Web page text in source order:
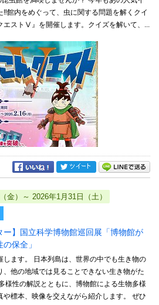
館内をめぐって、虫に関する問題を解くクイ
エストⅤ』を開催します。クイズを解いて、...
金）～ 2026年1月31日（土）
ー】国立科学博物館巡回展「博物館が
保全」
します。 日本列島は、世界の中でも生き物の
、他の地域では見ることできない生き物がた
様性の解説とともに、博物館による生物多様
標本、映像を交えながら紹介します。 ぜひ